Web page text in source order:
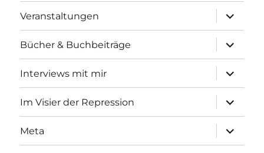
Veranstaltungen
anzeigen
Bücher & Buchbeiträge
anzeigen
Interviews mit mir
anzeigen
Im Visier der Repression
anzeigen
Meta
anzeigen